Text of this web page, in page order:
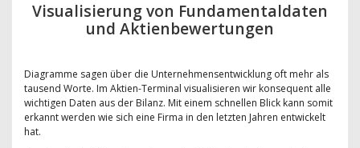
Visualisierung von Fundamentaldaten
und Aktienbewertungen
Diagramme sagen über die Unternehmensentwicklung oft mehr als
tausend Worte. Im Aktien-Terminal visualisieren wir konsequent alle
wichtigen Daten aus der Bilanz. Mit einem schnellen Blick kann somit
erkannt werden wie sich eine Firma in den letzten Jahren entwickelt
hat.